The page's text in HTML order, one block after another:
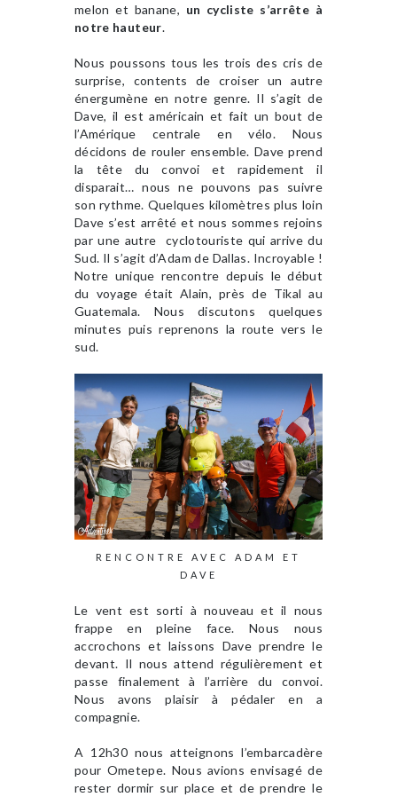
melon et banane, un cycliste s’arrête à
notre hauteur.
Nous poussons tous les trois des cris de
surprise, contents de croiser un autre
énergumène en notre genre. Il s’agit de
Dave, il est américain et fait un bout de
l’Amérique centrale en vélo. Nous
décidons de rouler ensemble. Dave prend
la tête du convoi et rapidement il
disparait… nous ne pouvons pas suivre
son rythme. Quelques kilomètres plus loin
Dave s’est arrêté et nous sommes rejoins
par une autre cyclotouriste qui arrive du
Sud. Il s’agit d’Adam de Dallas. Incroyable !
Notre unique rencontre depuis le début
du voyage était Alain, près de Tikal au
Guatemala. Nous discutons quelques
minutes puis reprenons la route vers le
sud.
RENCONTRE AVEC ADAM ET
DAVE
Le vent est sorti à nouveau et il nous
frappe en pleine face. Nous nous
accrochons et laissons Dave prendre le
devant. Il nous attend régulièrement et
passe finalement à l’arrière du convoi.
Nous avons plaisir à pédaler en a
compagnie.
A 12h30 nous atteignons l’embarcadère
pour Ometepe. Nous avions envisagé de
rester dormir sur place et de prendre le